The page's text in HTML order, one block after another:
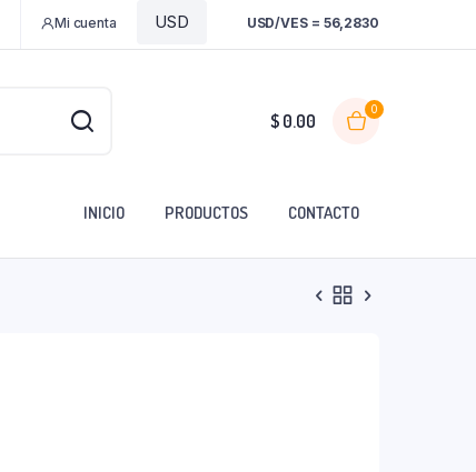
Mi cuenta USD/VES = 56,2830
$ 0.00
0
INICIO PRODUCTOS CONTACTO